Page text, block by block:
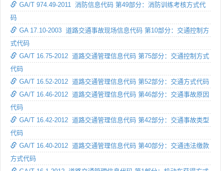
GA/T 974.49-2011 消防信息代码 第49部分：消防训练考核方式代
码
GA 17.10-2003 道路交通事故现场信息代码 第10部分：交通控制方
式代码
GA/T 16.75-2012 道路交通管理信息代码 第75部分：交通控制方式
代码
GA/T 16.52-2012 道路交通管理信息代码 第52部分：交通方式代码
GA/T 16.46-2012 道路交通管理信息代码 第46部分：交通事故原因
代码
GA/T 16.42-2012 道路交通管理信息代码 第42部分：交通事故类型
代码
GA/T 16.40-2012 道路交通管理信息代码 第40部分：交通违法缴款
方式代码